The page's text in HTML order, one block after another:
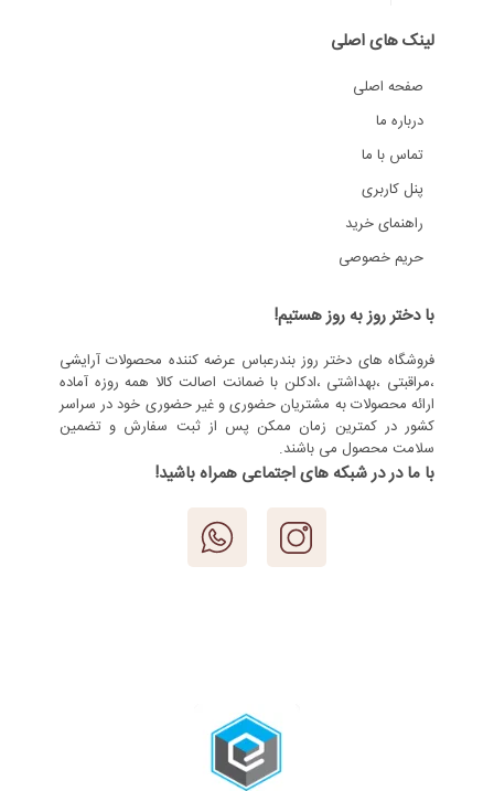
لینک های اصلی
صفحه اصلی
درباره ما
تماس با ما
پنل کاربری
راهنمای خرید
حریم خصوصی
با دختر روز به روز هستیم!
فروشگاه های دختر روز بندرعباس عرضه کننده محصولات آرایشی
،مراقبتی ،بهداشتی ،ادکلن با ضمانت اصالت کالا همه روزه آماده
ارائه محصولات به مشتریان حضوری و غیر حضوری خود در سراسر
کشور در کمترین زمان ممکن پس از ثبت سفارش و تضمین
سلامت محصول می باشند.
با ما در در شبکه های اجتماعی همراه باشید!